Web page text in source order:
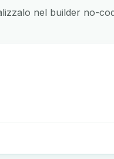
nel builder no-